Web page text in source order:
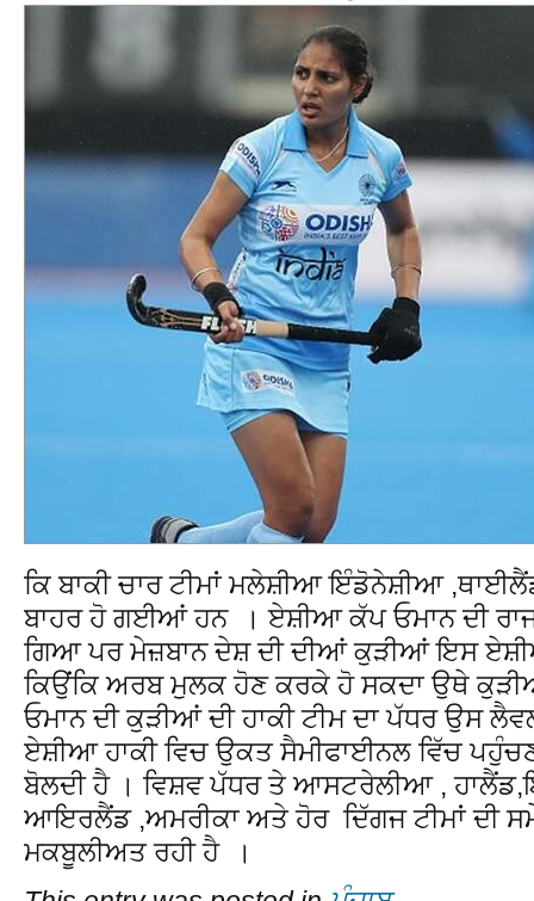
ਕਿ ਬਾਕੀ ਚਾਰ ਟੀਮਾਂ ਮਲੇਸ਼ੀਆ ਇੰਡੋਨੇਸ਼ੀਆ
ਬਾਹਰ ਹੋ ਗਈਆਂ ਹਨ । ਏਸ਼ੀਆ ਕੱਪ ਓਮਾਨ ਦੀ
ਗਿਆ ਪਰ ਮੇਜ਼ਬਾਨ ਦੇਸ਼ ਦੀ ਦੀਆਂ ਕੁੜੀਆਂ ਇਸ
ਕਿਉਂਕਿ ਅਰਬ ਮੁਲਕ ਹੋਣ ਕਰਕੇ ਹੋ ਸਕਦਾ ਉਥੇ
ਓਮਾਨ ਦੀ ਕੁੜੀਆਂ ਦੀ ਹਾਕੀ ਟੀਮ ਦਾ ਪੱਧਰ ਉਸ
ਏਸ਼ੀਆ ਹਾਕੀ ਵਿਚ ਉਕਤ ਸੈਮੀਫਾਈਨਲ ਵਿੱਚ ਪਹੁੰਚਣ
ਬੋਲਦੀ ਹੈ । ਵਿਸ਼ਵ ਪੱਧਰ ਤੇ ਆਸਟਰੇਲੀਆ ,
ਆਇਰਲੈਂਡ ,ਅਮਰੀਕਾ ਅਤੇ ਹੋਰ ਦਿੱਗਜ ਟੀਮਾਂ ਦੀ
ਮਕਬੂਲੀਅਤ ਰਹੀ ਹੈ ।